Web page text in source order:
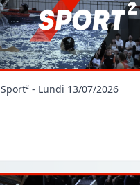
Sport² - Lundi 13/07/2026